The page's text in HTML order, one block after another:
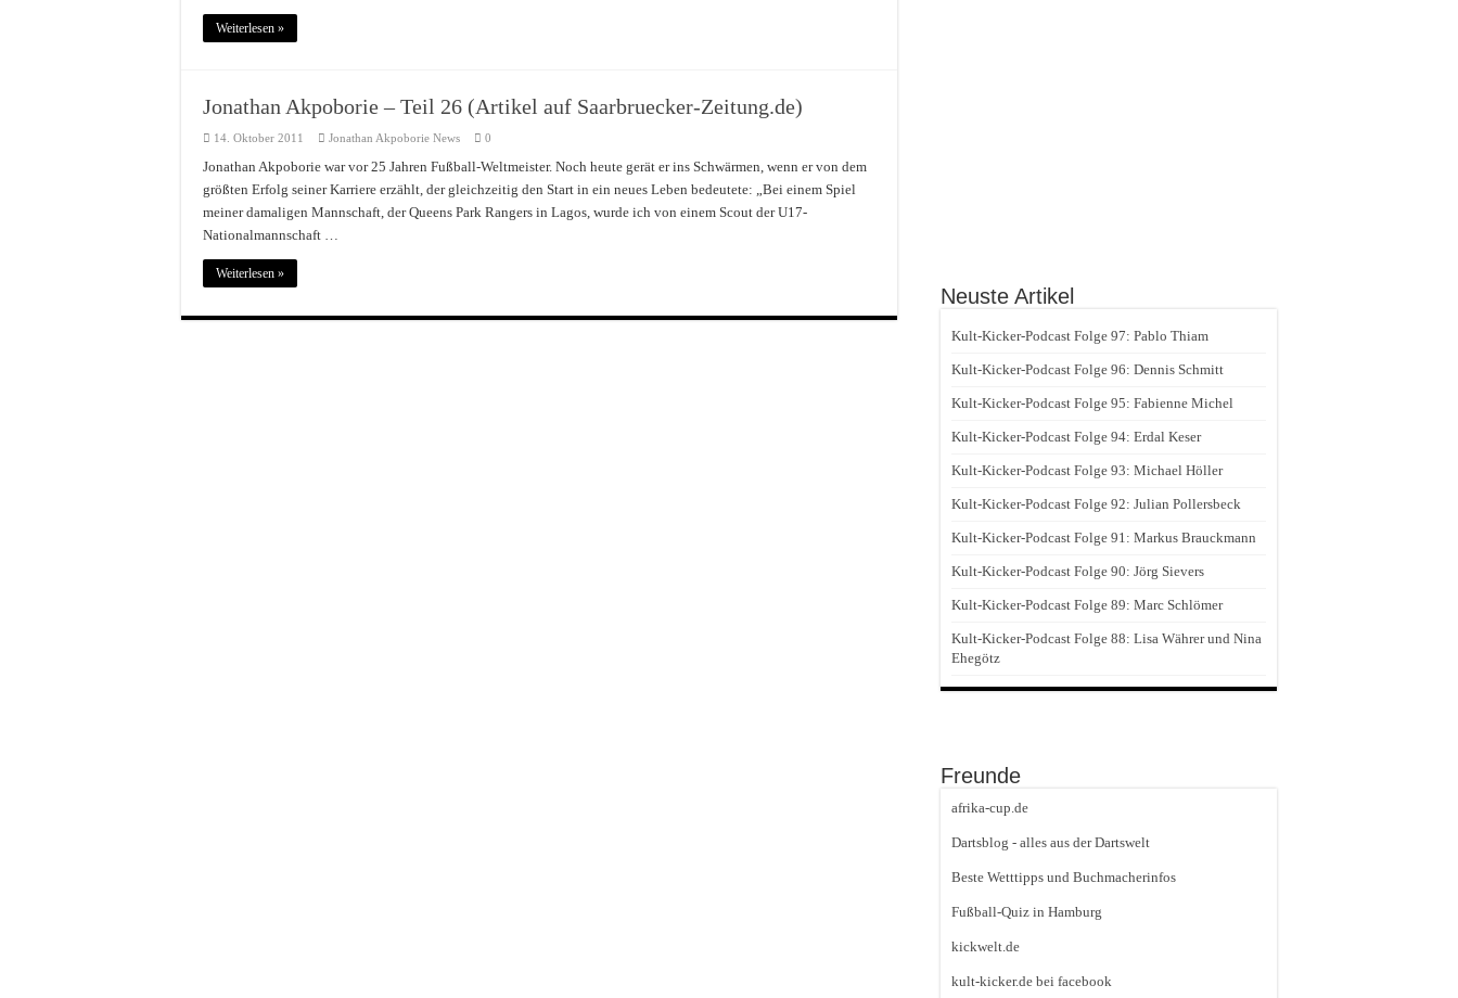
Weiterlesen »
Jonathan Akpoborie – Teil 26 (Artikel auf Saarbruecker-Zeitung.de)
14. Oktober 2011 Jonathan Akpoborie News 0
Jonathan Akpoborie war vor 25 Jahren Fußball-Weltmeister. Noch heute gerät er ins Schwärmen, wenn er von dem
größten Erfolg seiner Karriere erzählt, der gleichzeitig den Start in ein neues Leben bedeutete: „Bei einem Spiel
meiner damaligen Mannschaft, der Queens Park Rangers in Lagos, wurde ich von einem Scout der U17-
Nationalmannschaft …
Weiterlesen »
Neuste Artikel
Kult-Kicker-Podcast Folge 97: Pablo Thiam
Kult-Kicker-Podcast Folge 96: Dennis Schmitt
Kult-Kicker-Podcast Folge 95: Fabienne Michel
Kult-Kicker-Podcast Folge 94: Erdal Keser
Kult-Kicker-Podcast Folge 93: Michael Höller
Kult-Kicker-Podcast Folge 92: Julian Pollersbeck
Kult-Kicker-Podcast Folge 91: Markus Brauckmann
Kult-Kicker-Podcast Folge 90: Jörg Sievers
Kult-Kicker-Podcast Folge 89: Marc Schlömer
Kult-Kicker-Podcast Folge 88: Lisa Währer und Nina
Ehegötz
Freunde
afrika-cup.de
Dartsblog - alles aus der Dartswelt
Beste Wetttipps und Buchmacherinfos
Fußball-Quiz in Hamburg
kickwelt.de
kult-kicker.de bei facebook